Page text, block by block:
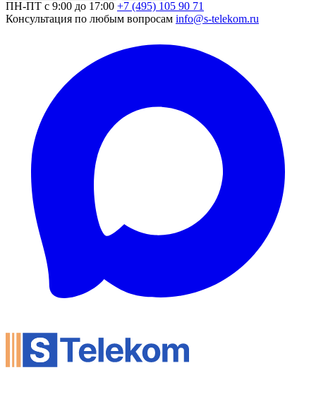
ПН-ПТ с 9:00 до 17:00 +7 (495) 105 90 71
Консультация по любым вопросам info@s-telekom.ru